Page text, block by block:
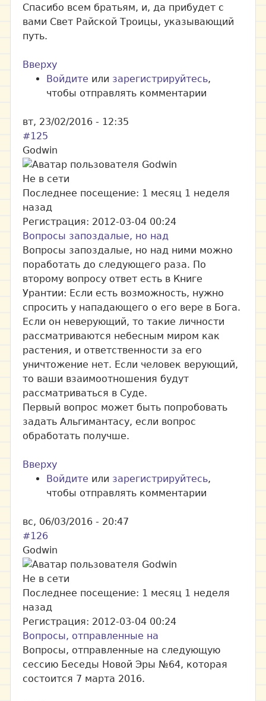
Спасибо всем братьям, и, да прибудет с
вами Свет Райской Троицы, указывающий
путь.
Вверху
Войдите или зарегистрируйтесь,
чтобы отправлять комментарии
вт, 23/02/2016 - 12:35
#125
Godwin
Не в сети
Последнее посещение: 1 месяц 1 неделя
назад
Регистрация: 2012-03-04 00:24
Вопросы запоздалые, но над
Вопросы запоздалые, но над ними можно
поработать до следующего раза. По
второму вопросу ответ есть в Книге
Урантии: Если есть возможность, нужно
спросить у нападающего о его вере в Бога.
Если он неверующий, то такие личности
рассматриваются небесным миром как
растения, и ответственности за его
уничтожение нет. Если человек верующий,
то ваши взаимоотношения будут
рассматриваться в Суде.
Первый вопрос может быть попробовать
задать Альгимантасу, если вопрос
обработать получше.
Вверху
Войдите или зарегистрируйтесь,
чтобы отправлять комментарии
вс, 06/03/2016 - 20:47
#126
Godwin
Не в сети
Последнее посещение: 1 месяц 1 неделя
назад
Регистрация: 2012-03-04 00:24
Вопросы, отправленные на
Вопросы, отправленные на следующую
сессию Беседы Новой Эры №64, которая
состоится 7 марта 2016.